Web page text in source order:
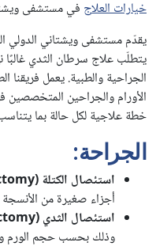
خيارات العلاج في مستشفى
يقدّم مستشفى ويشتاني الدولي
يتطلّب علاج سرطان الثدي غالبًا
الجراحية والطبية. يعمل
الأورام والجراحين
خطة علاجية لكل حالة بما
الجراحة:
استئصال الكتلة(Lumpectomy)
أجزاء صغيرة من
استئصال الثدي(Mastectomy)
وذلك بحسب حجم الورم